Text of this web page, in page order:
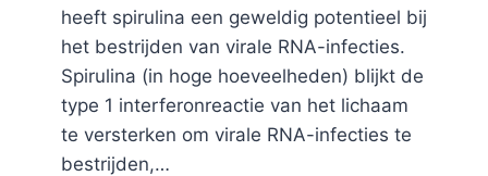
heeft spirulina een geweldig potentieel bij
het bestrijden van virale RNA-infecties.
Spirulina (in hoge hoeveelheden) blijkt de
type 1 interferonreactie van het lichaam
te versterken om virale RNA-infecties te
bestrijden,…